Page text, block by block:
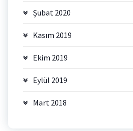
Şubat 2020
Kasım 2019
Ekim 2019
Eylül 2019
Mart 2018